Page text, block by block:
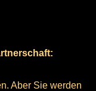
Aber Sie werden